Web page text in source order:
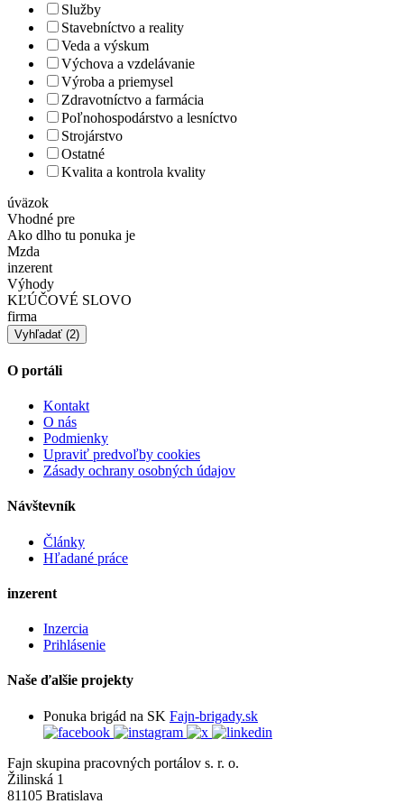
Služby
Stavebníctvo a reality
Veda a výskum
Výchova a vzdelávanie
Výroba a priemysel
Zdravotníctvo a farmácia
Poľnohospodárstvo a lesníctvo
Strojárstvo
Ostatné
Kvalita a kontrola kvality
úväzok
Vhodné pre
Ako dlho tu ponuka je
Mzda
inzerent
Výhody
KĽÚČOVÉ SLOVO
firma
O portáli
Kontakt
O nás
Podmienky
Upraviť predvoľby cookies
Zásady ochrany osobných údajov
Návštevník
Články
Hľadané práce
inzerent
Inzercia
Prihlásenie
Naše ďalšie projekty
Ponuka brigád na SK Fajn-brigady.sk
Fajn skupina pracovných portálov s. r. o.
Žilinská 1
81105 Bratislava